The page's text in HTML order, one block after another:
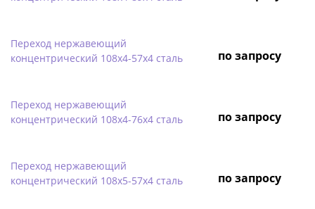
Переход нержавеющий
концентрический 108х4-57х4 сталь
по запросу
Переход нержавеющий
концентрический 108х4-76х4 сталь
по запросу
Переход нержавеющий
концентрический 108х5-57х4 сталь
по запросу